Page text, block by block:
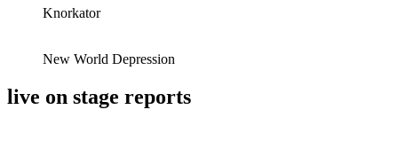
Knorkator
New World Depression
live on stage reports